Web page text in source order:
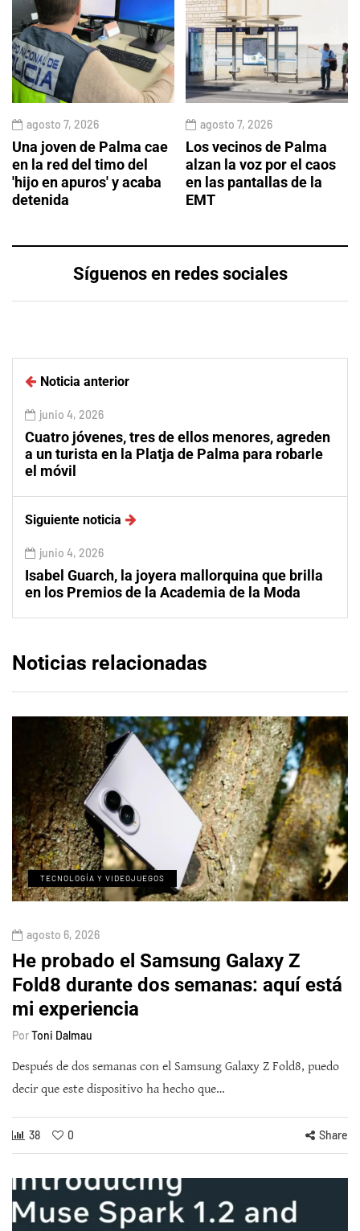
agosto 7, 2026
Una joven de Palma cae
en la red del timo del
'hijo en apuros' y acaba
detenida
agosto 7, 2026
Los vecinos de Palma
alzan la voz por el caos
en las pantallas de la
EMT
Síguenos en redes sociales
Noticia anterior
junio 4, 2026
Cuatro jóvenes, tres de ellos menores, agreden
a un turista en la Platja de Palma para robarle
el móvil
Siguiente noticia
junio 4, 2026
Isabel Guarch, la joyera mallorquina que brilla
en los Premios de la Academia de la Moda
Noticias relacionadas
TECNOLOGÍA Y VIDEOJUEGOS
agosto 6, 2026
He probado el Samsung Galaxy Z
Fold8 durante dos semanas: aquí está
mi experiencia
PorToni Dalmau
Después de dos semanas con el Samsung Galaxy Z Fold8, puedo
decir que este dispositivo ha hecho que…
38 0 Share